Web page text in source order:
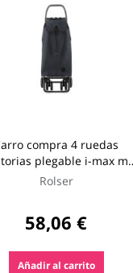
compra 4 ruedas
plegable i-max mf
4l marengo rolser
Rolser
58,06 €
Añadir al carrito